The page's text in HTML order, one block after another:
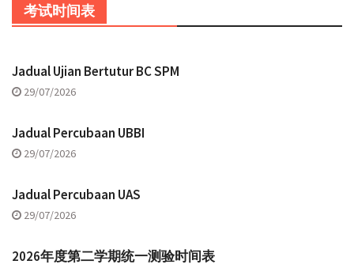
考试时间表
Jadual Ujian Bertutur BC SPM
29/07/2026
Jadual Percubaan UBBI
29/07/2026
Jadual Percubaan UAS
29/07/2026
2026年度第二学期统一测验时间表